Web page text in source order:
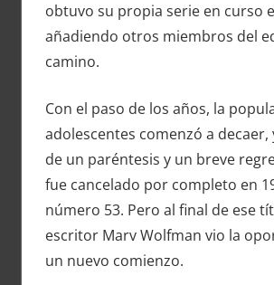
obtuvo su propia serie en curso
añadiendo otros miembros del
camino.
Con el paso de los años, la
adolescentes comenzó a decaer,
de un paréntesis y un breve
fue cancelado por completo en
número 53. Pero al final de ese
escritor Marv Wolfman vio la
un nuevo comienzo.